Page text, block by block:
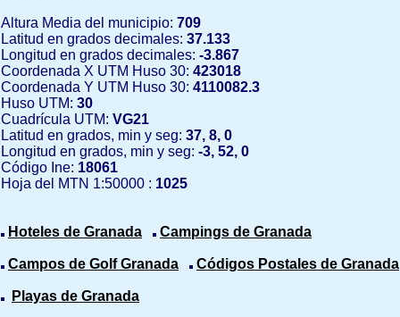
Altura Media del municipio: 709
Latitud en grados decimales: 37.133
Longitud en grados decimales: -3.867
Coordenada X UTM Huso 30: 423018
Coordenada Y UTM Huso 30: 4110082.3
Huso UTM: 30
Cuadrícula UTM: VG21
Latitud en grados, min y seg: 37, 8, 0
Longitud en grados, min y seg: -3, 52, 0
Código Ine: 18061
Hoja del MTN 1:50000 : 1025
Hoteles de Granada Campings de Granada
Campos de Golf Granada Códigos Postales de Granada
Playas de Granada